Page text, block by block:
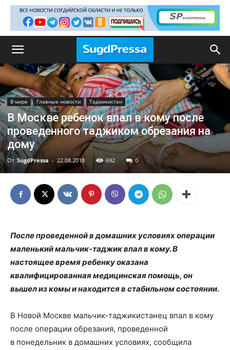
В мире Главные новости Таджикистан
В Москве ребенок впал в кому после
проведенного таджиком обрезания на
дому
От SugdPressa - 22.08.2018 692 0
После проведенной в домашних условиях операции
маленький мальчик-таджик впал в кому. В
настоящее время ребенку оказана
квалифицированная медицинская помощь, он
вышел из комы и находится в стабильном состоянии.
В Новой Москве мальчик-таджикистанец впал в кому
после операции обрезания, проведенной
в понедельник в домашних условиях, сообщила